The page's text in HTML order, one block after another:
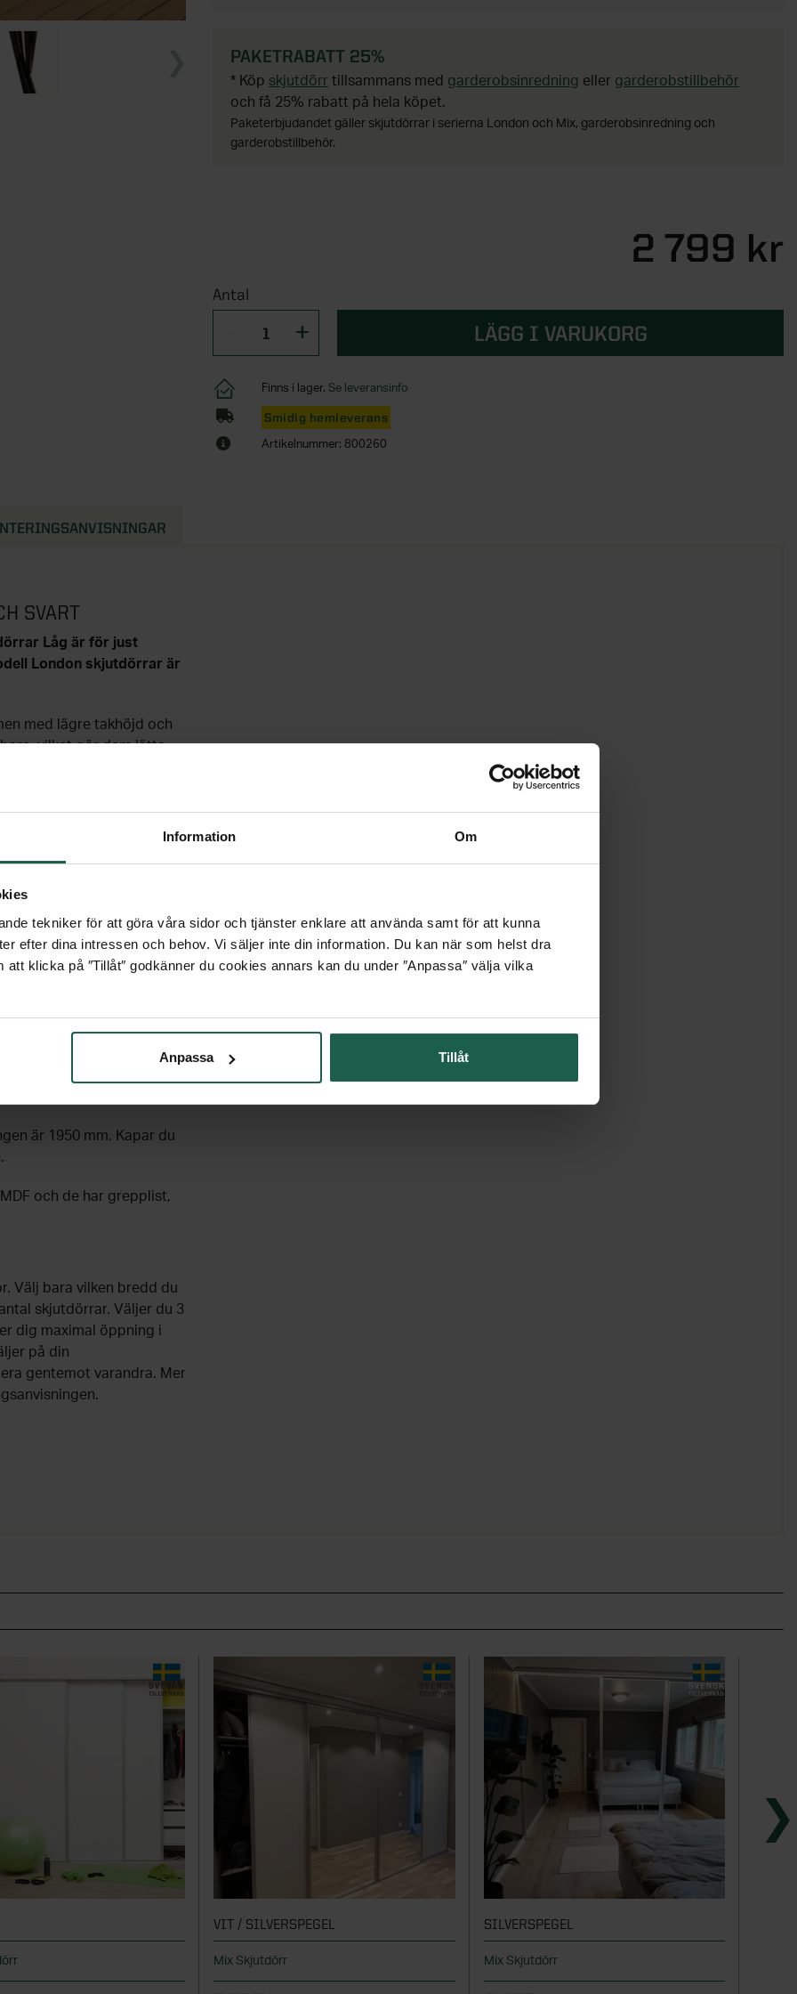
Information Om
tekniker för att göra våra sidor och tjänster enklare att använda samt för att kunna
efter dina intressen och behov. Vi säljer inte din information. Du kan när som helst dra
klicka på ″Tillåt″ godkänner du cookies annars kan du under ″Anpassa″ välja vilka
Anpassa Tillåt
PAKETRABATT 25%
* Köp skjutdörr tillsammans med garderobsinredning eller garderobstillbehör
och få 25% rabatt på hela köpet.
Paketerbjudandet gäller skjutdörrar i serierna London och Mix, garderobsinredning och
garderobstillbehör.
2 799 kr
Antal
LÄGG I VARUKORG
Finns i lager. Se leveransinfo
Smidig hemleverans
Artikelnummer: 800260
SVART
Låg är för just
London skjutdörrar är
med lägre takhöjd och
vilket gör dem lätta
Med en London
tvättstugan, hallen
skjutdörr eller bygga
- steg för steg
och en vit sida och denna
till priset av ett paket.
att vända på dörrarna.
kapa till önskad höjd.
installation, även om
är 1950 mm. Kapar du
och de har grepplist,
Välj bara vilken bredd du
skjutdörrar. Väljer du 3
dig maximal öppning i
på din
gentemot varandra. Mer
VIT / SILVERSPEGEL
Mix Skjutdörr
SILVERSPEGEL
Mix Skjutdörr